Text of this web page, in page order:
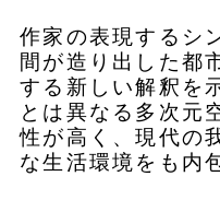
作家の表現するシ
間が造り出した都
する新しい解釈を
とは異なる多次元
性が高く、現代の
な生活環境をも内